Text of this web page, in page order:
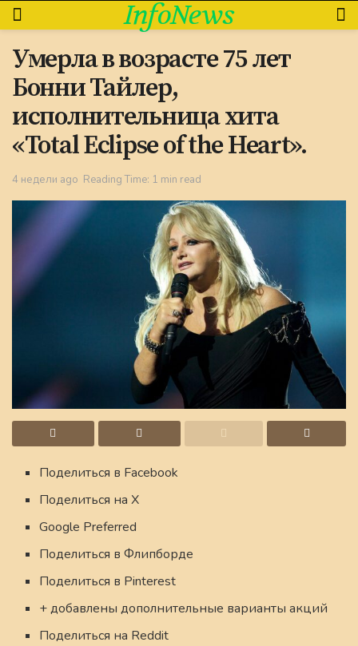
InfoNews
Умерла в возрасте 75 лет
Бонни Тайлер,
исполнительница хита
«Total Eclipse of the Heart».
4 недели ago Reading Time: 1 min read
Поделиться в Facebook
Поделиться на X
Google Preferred
Поделиться в Флипборде
Поделиться в Pinterest
+ добавлены дополнительные варианты акций
Поделиться на Reddit